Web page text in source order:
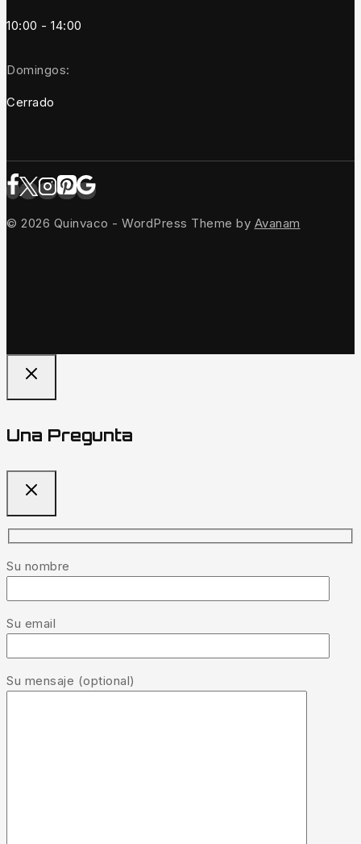
10:00 - 14:00
Domingos:
Cerrado
© 2026 Quinvaco - WordPress Theme by Avanam
Una Pregunta
Su nombre
Su email
Su mensaje (optional)